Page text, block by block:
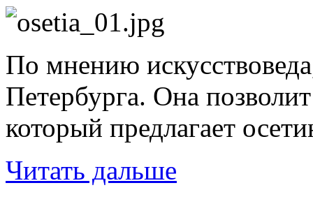
По мнению
Петербурга. Она
который предлагает
Читать дальше